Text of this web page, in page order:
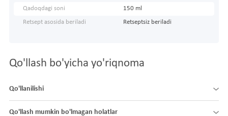
Qadoqdagi soni 150 ml
Retsept asosida beriladi Retseptsiz beriladi
Qo'llash bo'yicha yo'riqnoma
Qo'llanilishi
Qo'llash mumkin bo'lmagan holatlar